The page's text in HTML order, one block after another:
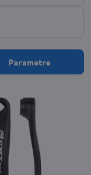
Parametre